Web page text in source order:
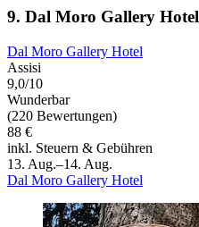
9. Dal Moro Gallery Hotel
Dal Moro Gallery Hotel
Assisi
9,0/10
Wunderbar
(220 Bewertungen)
88 €
inkl. Steuern & Gebühren
13. Aug.–14. Aug.
Dal Moro Gallery Hotel